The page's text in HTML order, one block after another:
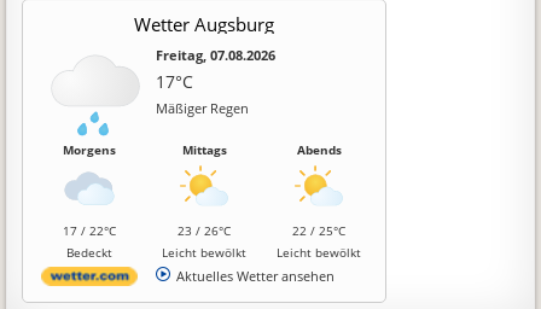
Wetter Augsburg
Freitag, 07.08.2026
17°C
Mäßiger Regen
Morgens
17 / 22°C
Bedeckt
Mittags
23 / 26°C
Leicht bewölkt
Abends
22 / 25°C
Leicht bewölkt
Aktuelles Wetter ansehen